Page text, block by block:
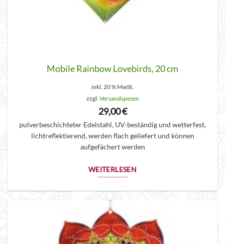
Mobile Rainbow Lovebirds, 20 cm
inkl. 20 % MwSt.
zzgl. Versandspesen
29,00€
pulverbeschichteter Edelstahl, UV-beständig und wetterfest,
lichtreflektierend, werden flach geliefert und können
aufgefächert werden
WEITERLESEN